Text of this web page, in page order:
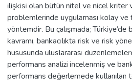
ilişkisi olan bütün nitel ve nicel
problemlerinde uygulaması kolay
yöntemdir. Bu çalışmada; Türkiye’de
kavramı, bankacılıkta risk ve risk
hususunda uluslararası
performans analizi incelenmiş ve
performans değerlemede kullanılan